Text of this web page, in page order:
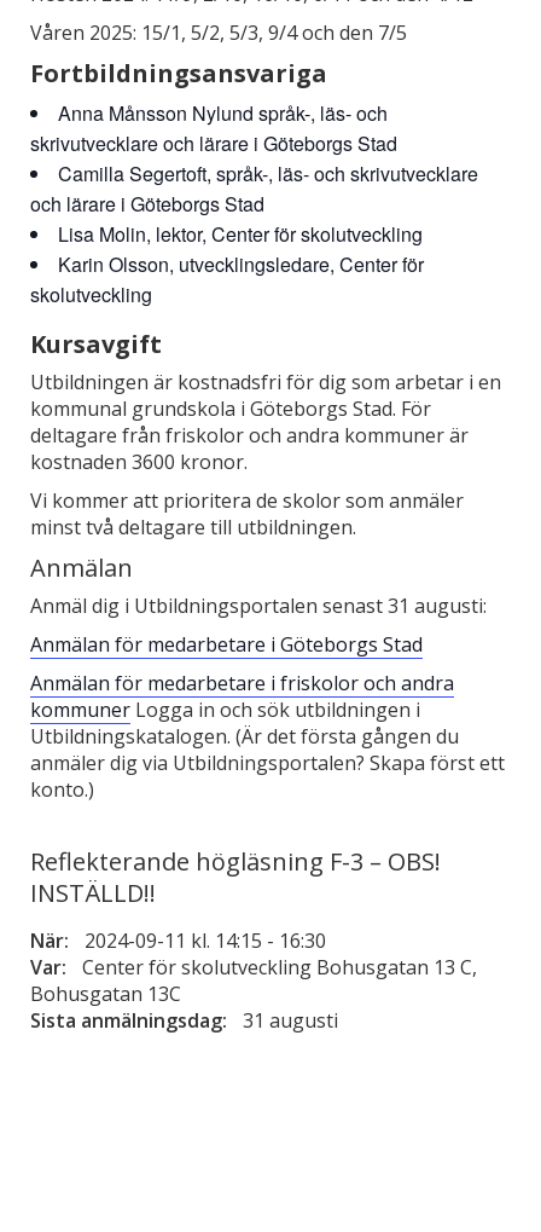
Våren 2025: 15/1, 5/2, 5/3, 9/4 och den 7/5
Fortbildningsansvariga
Anna Månsson Nylund språk-, läs- och
skrivutvecklare och lärare i Göteborgs Stad
Camilla Segertoft, språk-, läs- och skrivutvecklare
och lärare i Göteborgs Stad
Lisa Molin, lektor, Center för skolutveckling
Karin Olsson, utvecklingsledare, Center för
skolutveckling
Kursavgift
Utbildningen är kostnadsfri för dig som arbetar i en
kommunal grundskola i Göteborgs Stad. För
deltagare från friskolor och andra kommuner är
kostnaden 3600 kronor.
Vi kommer att prioritera de skolor som anmäler
minst två deltagare till utbildningen.
Anmälan
Anmäl dig i Utbildningsportalen senast 31 augusti:
Anmälan för medarbetare i Göteborgs Stad
Anmälan för medarbetare i friskolor och andra
kommuner Logga in och sök utbildningen i
Utbildningskatalogen. (Är det första gången du
anmäler dig via Utbildningsportalen? Skapa först ett
konto.)
Reflekterande högläsning F-3 – OBS!
INSTÄLLD!!
När: 2024-09-11 kl. 14:15 - 16:30
Var:
Center för skolutveckling Bohusgatan 13 C,
Bohusgatan 13C
Sista anmälningsdag:
31 augusti